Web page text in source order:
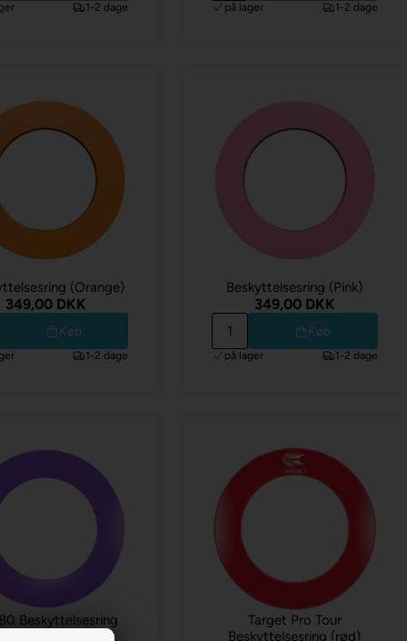
1-2 dage på lager 1-2 dage
(Orange)
349,00 DKK
Køb
1-2 dage
Beskyttelsesring (Pink)
349,00 DKK
Køb
på lager 1-2 dage
Beskyttelsesring
Target Pro Tour
Beskyttelsesring (rød)